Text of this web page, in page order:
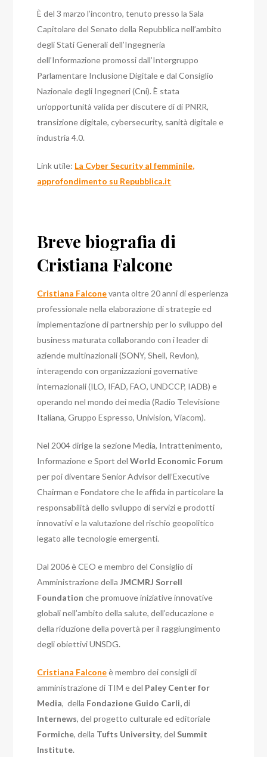
È del 3 marzo l’incontro, tenuto presso la Sala
Capitolare del Senato della Repubblica nell’ambito
degli Stati Generali dell’Ingegneria
dell’Informazione promossi dall’Intergruppo
Parlamentare Inclusione Digitale e dal Consiglio
Nazionale degli Ingegneri (Cni). È stata
un’opportunità valida per discutere di di PNRR,
transizione digitale, cybersecurity, sanità digitale e
industria 4.0.
Link utile: La Cyber Security al femminile,
approfondimento su Repubblica.it
Breve biografia di
Cristiana Falcone
Cristiana Falconevanta oltre 20 anni di esperienza
professionale nella elaborazione di strategie ed
implementazione di partnership per lo sviluppo del
business maturata collaborando con i leader di
aziende multinazionali (SONY, Shell, Revlon),
interagendo con organizzazioni governative
internazionali (ILO, IFAD, FAO, UNDCCP, IADB) e
operando nel mondo dei media (Radio Televisione
Italiana, Gruppo Espresso, Univision, Viacom).
Nel 2004 dirige la sezione Media, Intrattenimento,
Informazione e Sport delWorld Economic Forum
per poi diventare Senior Advisor dell’Executive
Chairman e Fondatore che le affida in particolare la
responsabilità dello sviluppo di servizi e prodotti
innovativi e la valutazione del rischio geopolitico
legato alle tecnologie emergenti.
Dal 2006 è CEO e membro del Consiglio di
Amministrazione dellaJMCMRJ Sorrell
Foundationche promuove iniziative innovative
globali nell’ambito della salute, dell’educazione e
della riduzione della povertà per il raggiungimento
degli obiettivi UNSDG.
Cristiana Falconeè membro dei consigli di
amministrazione di TIM e del Paley Center for
Media, della Fondazione Guido Carli,di
Internews, del progetto culturale ed editoriale
Formiche, della Tufts University, del Summit
Institute.